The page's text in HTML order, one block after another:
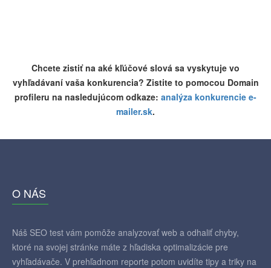
Chcete zistiť na aké kľúčové slová sa vyskytuje vo
vyhľadávaní vaša konkurencia? Zistite to pomocou Domain
profileru na nasledujúcom odkaze: analýza konkurencie e-
mailer.sk.
O NÁS
Náš SEO test vám pomôže analyzovať web a odhaliť chyby,
ktoré na svojej stránke máte z hľadiska optimalizácie pre
vyhľadávače. V prehľadnom reporte potom uvidíte tipy a triky na